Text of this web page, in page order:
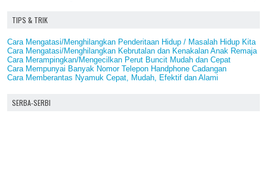
TIPS & TRIK
Cara Mengatasi/Menghilangkan Penderitaan Hidup / Masalah Hidup Kita
Cara Mengatasi/Menghilangkan Kebrutalan dan Kenakalan Anak Remaja
Cara Merampingkan/Mengecilkan Perut Buncit Mudah dan Cepat
Cara Mempunyai Banyak Nomor Telepon Handphone Cadangan
Cara Memberantas Nyamuk Cepat, Mudah, Efektif dan Alami
SERBA-SERBI